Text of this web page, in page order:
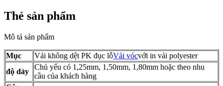
Thẻ sản phẩm
Mô tả sản phẩm
Mục Vải không dệt PK đục lỗVải vócvới in vải polyester
độ dày
Chủ yếu có 1,25mm, 1,50mm, 1,80mm hoặc theo nhu
cầu của khách hàng